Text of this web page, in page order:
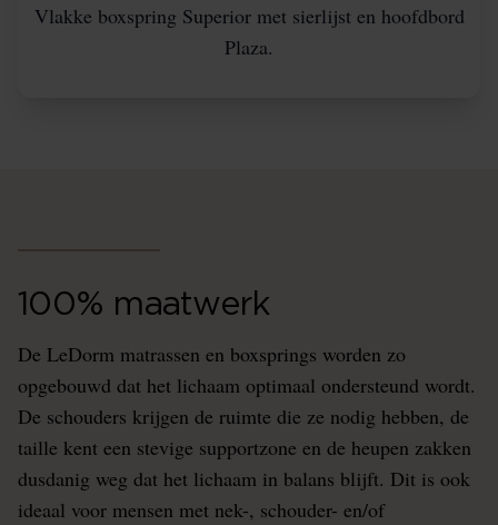
Vlakke boxspring Superior met sierlijst en hoofdbord
Plaza.
100% maatwerk
De LeDorm matrassen en boxsprings worden zo
opgebouwd dat het lichaam optimaal ondersteund wordt.
De schouders krijgen de ruimte die ze nodig hebben, de
taille kent een stevige supportzone en de heupen zakken
dusdanig weg dat het lichaam in balans blijft. Dit is ook
ideaal voor mensen met nek-, schouder- en/of